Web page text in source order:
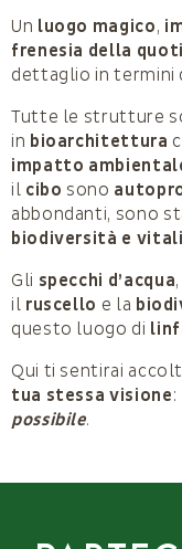
Un luogo magico,
frenesia della
dettaglio in termini
Tutte le strutture
in bioarchitettura
impatto
il cibo sono
abbondanti, sono
biodiversità e
Gli specchi d’acqua,
il ruscello e la
questo luogo di
Qui ti sentirai
tua stessa visione:
possibile.